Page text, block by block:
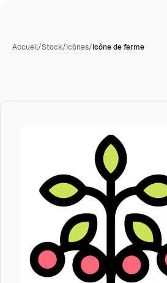
Accueil/Stock/Icônes/Icône de ferme